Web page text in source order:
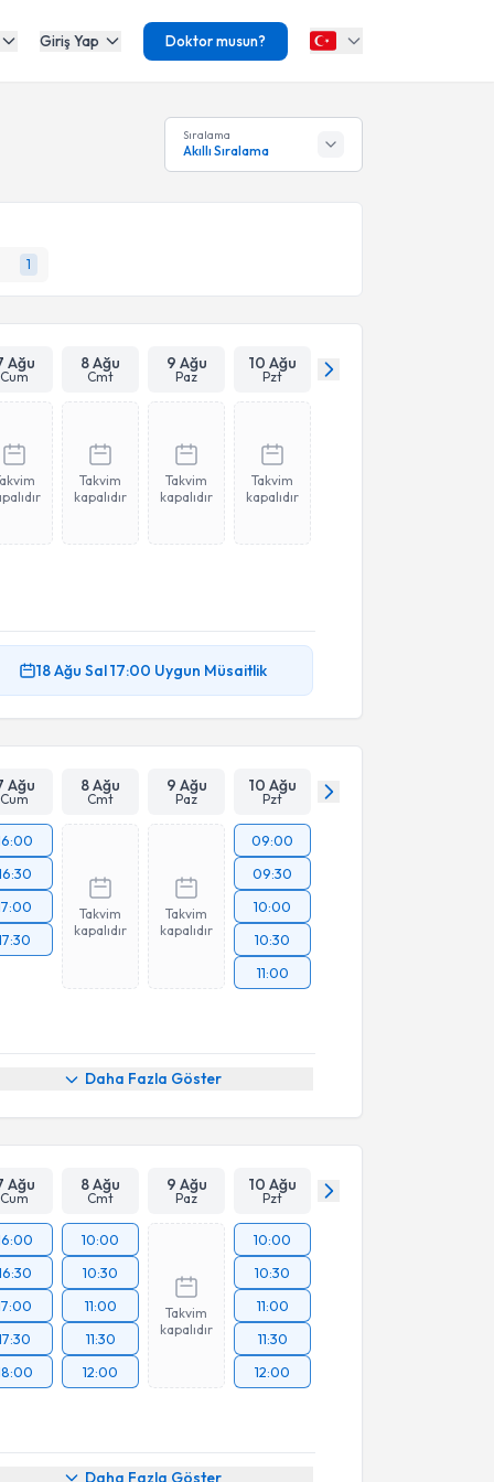
Giriş Yap Doktor musun?
Sıralama
Akıllı Sıralama
1
Ağu
Cum
8 Ağu
Cmt
9 Ağu
Paz
10 Ağu
Pzt
Takvim
kapalıdır
Takvim
kapalıdır
Takvim
kapalıdır
18 Ağu Sal17:00 Uygun Müsaitlik
Ağu
Cum
8 Ağu
Cmt
9 Ağu
Paz
10 Ağu
Pzt
Takvim
kapalıdır
Takvim
kapalıdır
09:00
09:30
10:00
10:30
11:00
Daha Fazla Göster
Ağu
Cum
8 Ağu
Cmt
9 Ağu
Paz
10 Ağu
Pzt
10:00
10:30
11:00
11:30
12:00
Takvim
kapalıdır
10:00
10:30
11:00
11:30
12:00
Daha Fazla Göster
Talebi